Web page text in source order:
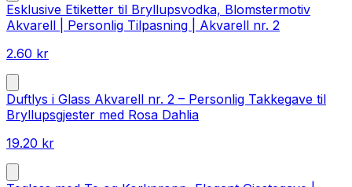
Esklusive Etiketter til Bryllupsvodka, Blomstermotiv
Akvarell | Personlig Tilpasning | Akvarell nr. 2
2.60 kr
Duftlys i Glass Akvarell nr. 2 – Personlig Takkegave til
Bryllupsgjester med Rosa Dahlia
19.20 kr